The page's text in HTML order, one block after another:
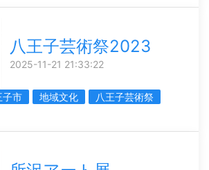
八王子芸術祭2023
2025-11-21 21:33:22
子市 地域文化
八王子芸術祭